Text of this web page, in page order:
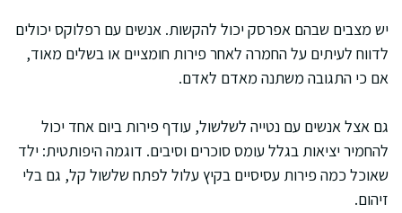
יש מצבים שבהם אפרסק יכול להקשות. אנשים עם רפלוקס יכולים
לדווח לעיתים על החמרה לאחר פירות חומציים או בשלים מאוד,
אם כי התגובה משתנה מאדם לאדם.
גם אצל אנשים עם נטייה לשלשול, עודף פירות ביום אחד יכול
להחמיר יציאות בגלל עומס סוכרים וסיבים. דוגמה היפותטית: ילד
שאוכל כמה פירות עסיסיים בקיץ עלול לפתח שלשול קל, גם בלי
זיהום.